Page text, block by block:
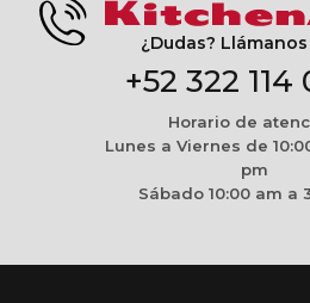
¿Dudas?
+52 322
Horario de
Lunes a Viernes de
pm
Sábado 10:00 am a